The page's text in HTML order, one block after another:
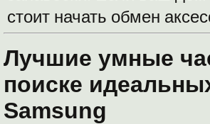
стоит начать обмен
Лучшие умные
поиске
Samsung